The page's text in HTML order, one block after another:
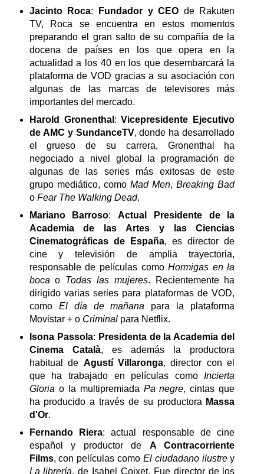
Jacinto Roca: Fundador y CEO de Rakuten
TV, Roca se encuentra en estos momentos
preparando el gran salto de su compañía de la
docena de países en los que opera en la
actualidad a los 40 en los que desembarcará la
plataforma de VOD gracias a su asociación con
algunas de las marcas de televisores más
importantes del mercado.
Harold Gronenthal :Vicepresidente Ejecutivo
de AMC y SundanceTV, donde ha desarrollado
el grueso de su carrera, Gronenthal ha
negociado a nivel global la programación de
algunas de las series más exitosas de este
grupo mediático, como Mad Men,Breaking Bad
o Fear The Walking Dead.
Mariano Barroso:Actual Presidente de la
Academia de las Artes y las Ciencias
Cinematográficas de España, es director de
cine y televisión de amplia trayectoria,
responsable de películas comoHormigas en la
boca o Todas las mujeres. Recientemente ha
dirigido varias series para plataformas de VOD,
como El día de mañana para la plataforma
Movistar + o Criminal para Netflix.
Isona Passola: Presidenta de la Academia del
Cinema Català, es además la productora
habitual de Agustí Villaronga, director con el
que ha trabajado en películas comoIncierta
Gloria o la multipremiada Pa negre, cintas que
ha producido a través de su productora Massa
d'Or.
Fernando Riera: actual responsable de cine
español y productor de A Contracorriente
Films, con películas como El ciudadano ilustrey
La librería, de Isabel Coixet. Fue director de los